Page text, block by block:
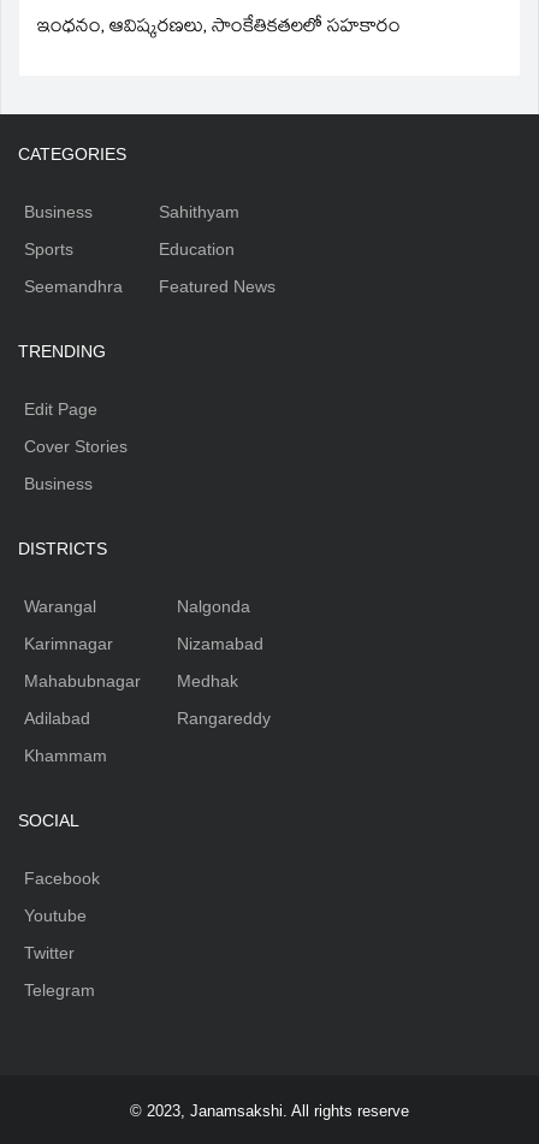
ఇంధనం, ఆవిష్కరణలు, సాంకేతికతలలో సహకారం
CATEGORIES
Business
Sports
Seemandhra
Sahithyam
Education
Featured News
TRENDING
Edit Page
Cover Stories
Business
DISTRICTS
Warangal
Karimnagar
Mahabubnagar
Adilabad
Khammam
Nalgonda
Nizamabad
Medhak
Rangareddy
SOCIAL
Facebook
Youtube
Twitter
Telegram
© 2023, Janamsakshi. All rights reserve